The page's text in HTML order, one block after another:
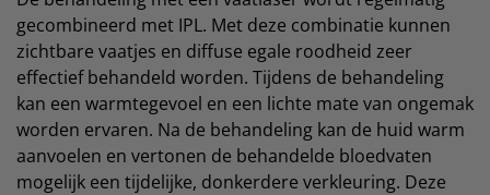
gecombineerd met IPL. Met deze combinatie kunnen
zichtbare vaatjes en diffuse egale roodheid zeer
effectief behandeld worden. Tijdens de behandeling
kan een warmtegevoel en een lichte mate van ongemak
worden ervaren. Na de behandeling kan de huid warm
aanvoelen en vertonen de behandelde bloedvaten
mogelijk een tijdelijke, donkerdere verkleuring. Deze